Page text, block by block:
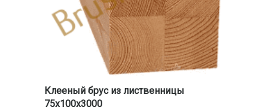
Клееный брус из лиственницы
75х100х3000